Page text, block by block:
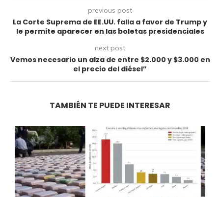
previous post
La Corte Suprema de EE.UU. falla a favor de Trump y
le permite aparecer en las boletas presidenciales
next post
Vemos necesario un alza de entre $2.000 y $3.000 en
el precio del diésel”
TAMBIÉN TE PUEDE INTERESAR